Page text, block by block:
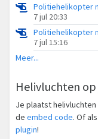
7 jul 20:33
7 jul 15:16
Meer...
Helivluchten
Je plaatst
de embed code. Of
plugin!